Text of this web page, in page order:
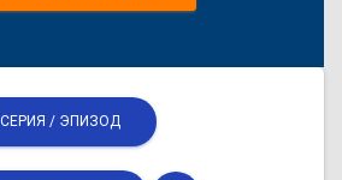
/ ЭПИЗОД